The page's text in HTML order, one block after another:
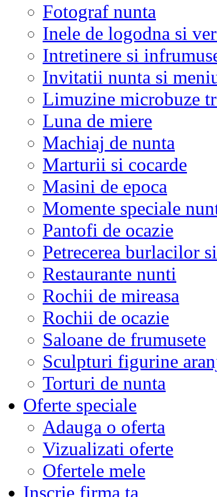
Fotograf nunta
Inele de logodna si
Intretinere si
Invitatii nunta si
Limuzine microbuze
Luna de miere
Machiaj de nunta
Marturii si cocarde
Masini de epoca
Momente speciale
Pantofi de ocazie
Petrecerea burlacilor
Restaurante nunti
Rochii de mireasa
Rochii de ocazie
Saloane de frumusete
Sculpturi figurine
Torturi de nunta
Oferte speciale
Adauga o oferta
Vizualizati oferte
Ofertele mele
Inscrie firma ta